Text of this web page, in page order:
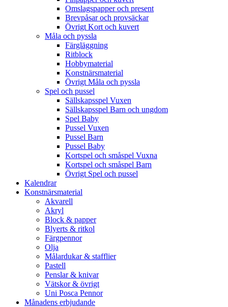
Omslagspapper och present
Brevpåsar och provsäckar
Övrigt Kort och kuvert
Måla och pyssla
Färgläggning
Ritblock
Hobbymaterial
Konstnärsmaterial
Övrigt Måla och pyssla
Spel och pussel
Sällskapsspel Vuxen
Sällskapsspel Barn och ungdom
Spel Baby
Pussel Vuxen
Pussel Barn
Pussel Baby
Kortspel och småspel Vuxna
Kortspel och småspel Barn
Övrigt Spel och pussel
Kalendrar
Konstnärsmaterial
Akvarell
Akryl
Block & papper
Blyerts & ritkol
Färgpennor
Olja
Målardukar & stafflier
Pastell
Penslar & knivar
Vätskor & övrigt
Uni Posca Pennor
Månadens erbjudande